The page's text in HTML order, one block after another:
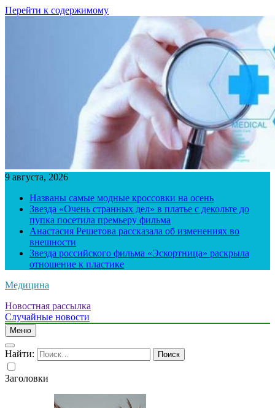
Перейти к содержимому
9 августа, 2026
Названы самые модные кроссовки на осень
Звезда «Очень странных дел» в платье с декольте до
пупка посетила премьеру фильма
Анастасия Решетова рассказала об изменениях во
внешности
Звезда российского фильма «Эскортница» раскрыла
отношение к пластике
Медицина
Новостная рассылка
Случайные новости
Меню
Найти:
Заголовки